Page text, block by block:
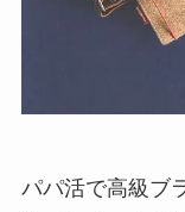
パパ活で高級ブ